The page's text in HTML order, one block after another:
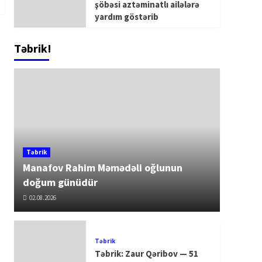
şöbəsi aztəminatlı ailələrə
yardım göstərib
Təbrik!
Təbrik
Manafov Rahim Məmədəli oğlunun
doğum günüdür
02.08.2026
Təbrik
Təbrik: Zaur Qəribov — 51